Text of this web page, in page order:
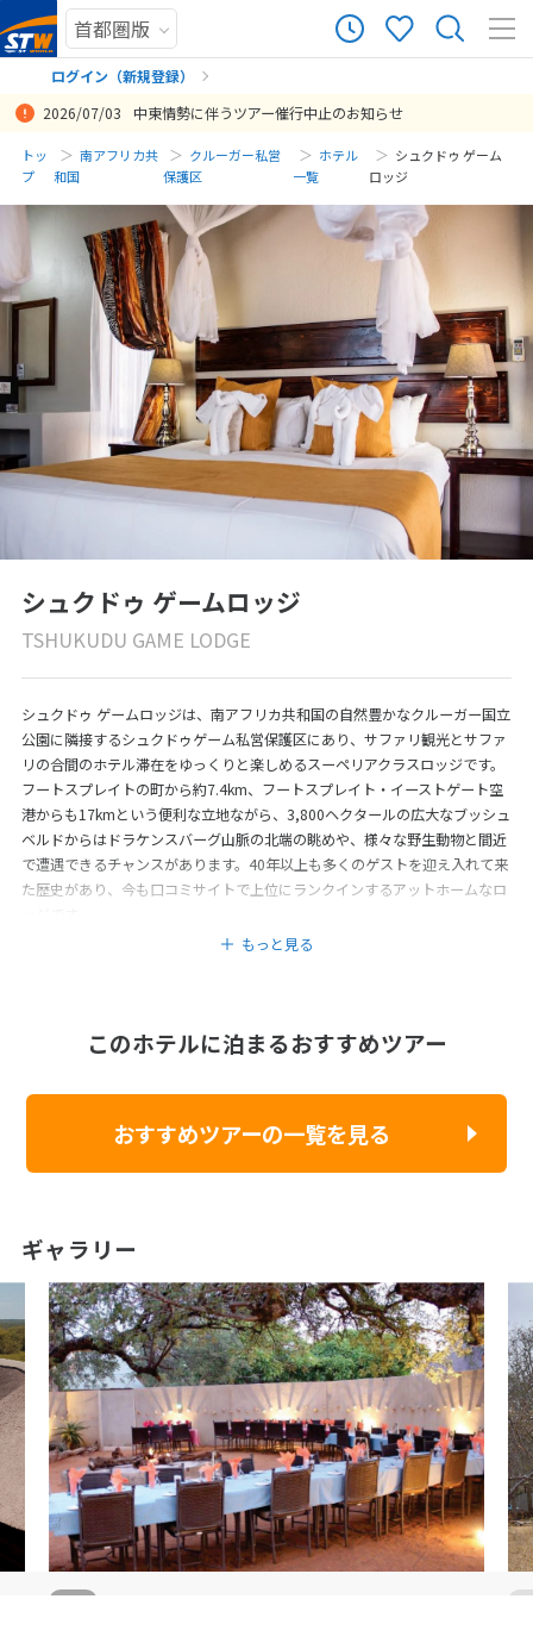
ログイン（新規登録）
まだ履歴がありません
まだ登録がありません
2026/07/03 中東情勢に伴うツアー催行中止のお知らせ
トッ
プ
南アフリカ共
和国
クルーガー私営
保護区
ホテル
一覧
シュクドゥ ゲーム
ロッジ
シュクドゥ ゲームロッジ
TSHUKUDU GAME LODGE
シュクドゥ ゲームロッジは、南アフリカ共和国の自然豊かなクルーガー国立
公園に隣接するシュクドゥゲーム私営保護区にあり、サファリ観光とサファ
リの合間のホテル滞在をゆっくりと楽しめるスーペリアクラスロッジです。
フートスプレイトの町から約7.4km、フートスプレイト・イーストゲート空
港からも17kmという便利な立地ながら、3,800ヘクタールの広大なブッシュ
ベルドからはドラケンスバーグ山脈の北端の眺めや、様々な野生動物と間近
で遭遇できるチャンスがあります。40年以上も多くのゲストを迎え入れて来
た歴史があり、今も口コミサイトで上位にランクインするアットホームなロ
もっと見る
このホテルに泊まるおすすめツアー
おすすめツアーの一覧を見る
ギャラリー